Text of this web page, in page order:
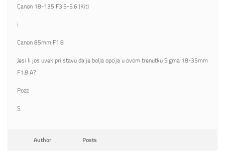
Canon 18-135 F3.5-5.6 (Kit)
i
Canon 85mm F1.8
Jesi li jos uvek pri stavu da je bolja opcija u ovom trenutku Sigma 18-35mm
F1.8 A?
Pozz
S.
Author Posts